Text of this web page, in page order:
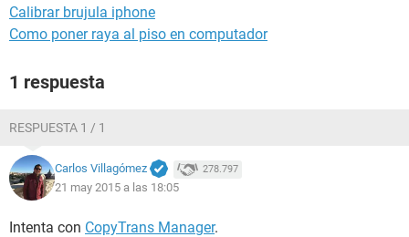
Calibrar brujula iphone
Como poner raya al piso en computador
1 respuesta
RESPUESTA 1 / 1
Carlos Villagómez 278.797
21 may 2015 a las 18:05
Intenta con CopyTrans Manager.